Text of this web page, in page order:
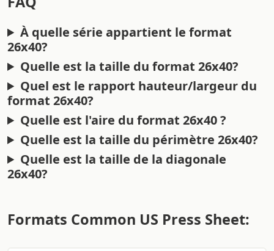
À quelle série appartient le format
26x40?
Quelle est la taille du format 26x40?
Quel est le rapport hauteur/largeur du
format 26x40?
Quelle est l'aire du format 26x40 ?
Quelle est la taille du périmètre 26x40?
Quelle est la taille de la diagonale
26x40?
Formats Common US Press Sheet: